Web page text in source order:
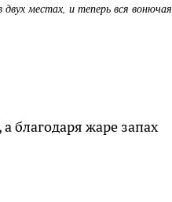
местах, и теперь вся вонючая
благодаря жаре запах